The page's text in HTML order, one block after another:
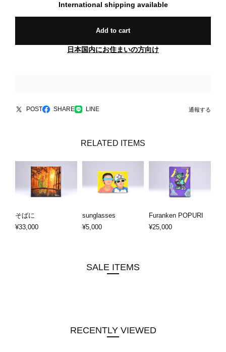
International shipping available
Add to cart
日本国内にお住まいの方向け
POST SHARE LINE 通報する
RELATED ITEMS
そばに
¥33,000
sunglasses
¥5,000
Furanken POPURI
¥25,000
SALE ITEMS
RECENTLY VIEWED